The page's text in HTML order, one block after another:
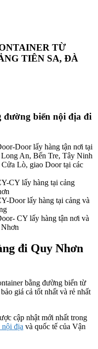
TỪ
TIÊN SA, ĐÀ
đường biển nội địa đi
Door lấy hàng tận nơi tại
An, Bến Tre, Tây Ninh
Lò, giao Door tại các
CY lấy hàng tại cảng
Door lấy hàng tại cảng và
CY lấy hàng tận nơi và
đi Quy Nhơn
bằng đường biển từ
giá cả tốt nhất và rẻ nhất
cập nhật mới nhất trong
nội địa và quốc tế của Vận